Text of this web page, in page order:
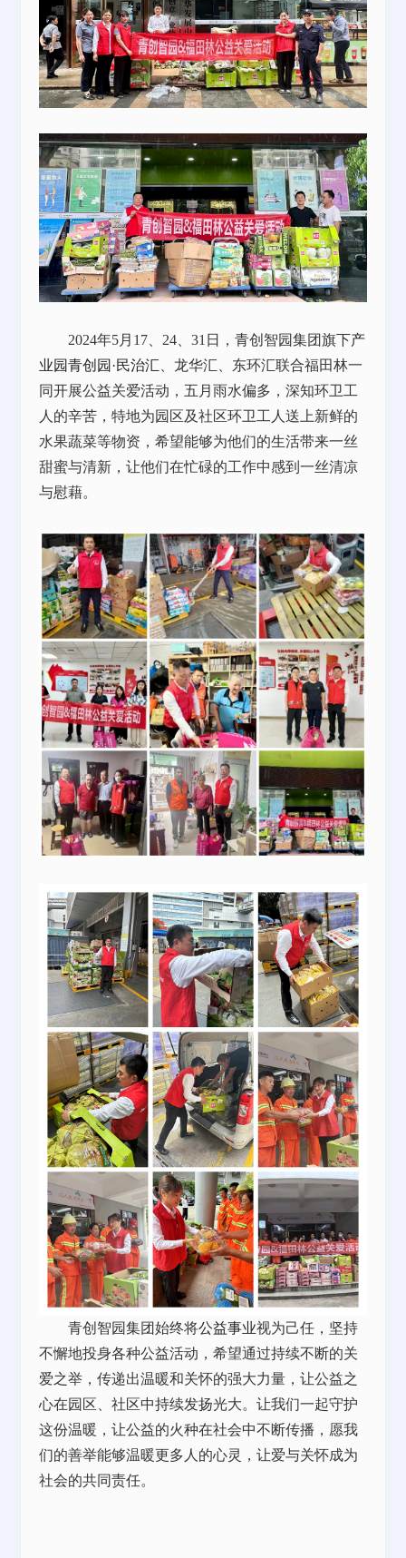
2024年5月17、24、31日，青创智园集团旗下产
业园青创园·民治汇 、龙华汇、东环汇联合福田林一
同开展公益关爱活动，五月雨水偏多，深知环卫工
人的辛苦，特地为园区及社区环卫工人送上新鲜的
水果蔬菜等物资，希望能够为他们的生活带来一丝
甜蜜与清新，让他们在忙碌的工作中感到一丝清凉
与慰藉。
青创智园集团始终将公益事业视为己任，坚持
不懈地投身各种公益活动，希望通过持续不断的关
爱之举，传递出温暖和关怀的强大力量，让公益之
心在园区、社区中持续发扬光大。让我们一起守护
这份温暖，让公益的火种在社会中不断传播，愿我
们的善举能够温暖更多人的心灵，让爱与关怀成为
社会的共同责任。